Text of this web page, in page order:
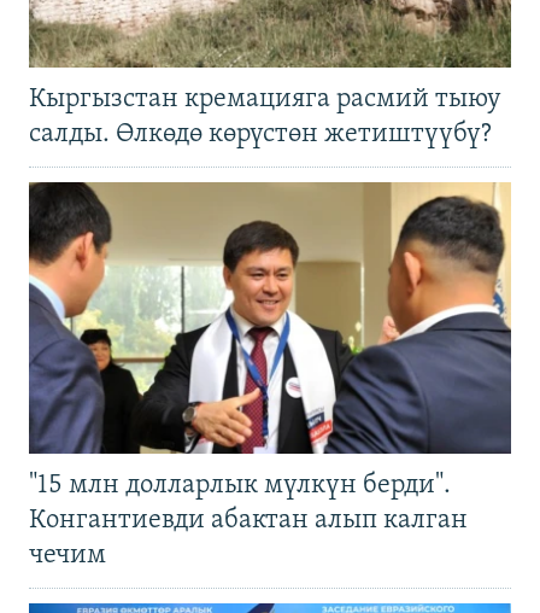
Кыргызстан кремацияга расмий тыюу
салды. Өлкөдө көрүстөн жетиштүүбү?
"15 млн долларлык мүлкүн берди".
Конгантиевди абактан алып калган
чечим